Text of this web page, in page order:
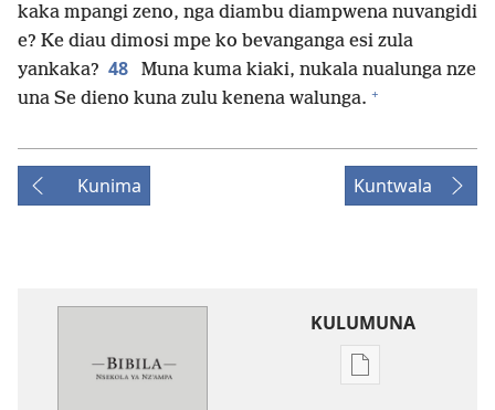
kaka mpangi zeno, nga diambu diampwena nuvangidi
e? Ke diau dimosi mpe ko bevanganga esi zula
yankaka? 48
Muna kuma kiaki, nukala nualunga nze
una Se dieno kuna zulu kenena walunga. +
Kunima Kuntwala
KULUMUNA
Kulumuna